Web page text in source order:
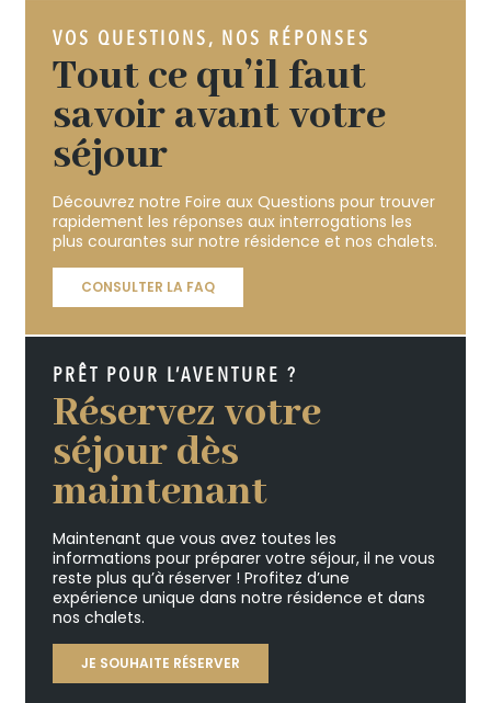
VOS QUESTIONS, NOS RÉPONSES
Tout ce qu’il faut
savoir avant votre
séjour
Découvrez notre Foire aux Questions pour trouver
rapidement les réponses aux interrogations les
plus courantes sur notre résidence et nos chalets.
CONSULTER LA FAQ
PRÊT POUR L’AVENTURE ?
Réservez votre
séjour dès
maintenant
Maintenant que vous avez toutes les
informations pour préparer votre séjour, il ne vous
reste plus qu’à réserver ! Profitez d’une
expérience unique dans notre résidence et dans
nos chalets.
JE SOUHAITE RÉSERVER